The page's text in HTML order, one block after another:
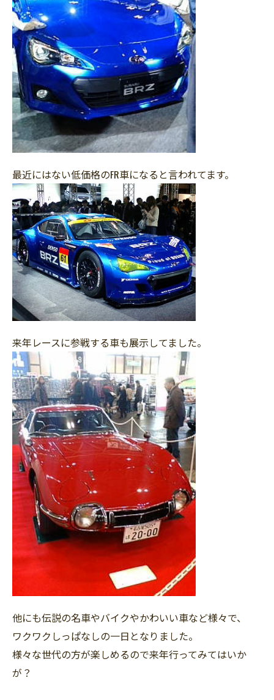
最近にはない低価格のFR車になると言われてます。
来年レースに参戦する車も展示してました。
他にも伝説の名車やバイクやかわいい車など様々で、
ワクワクしっぱなしの一日となりました。
様々な世代の方が楽しめるので来年行ってみてはいか
が？